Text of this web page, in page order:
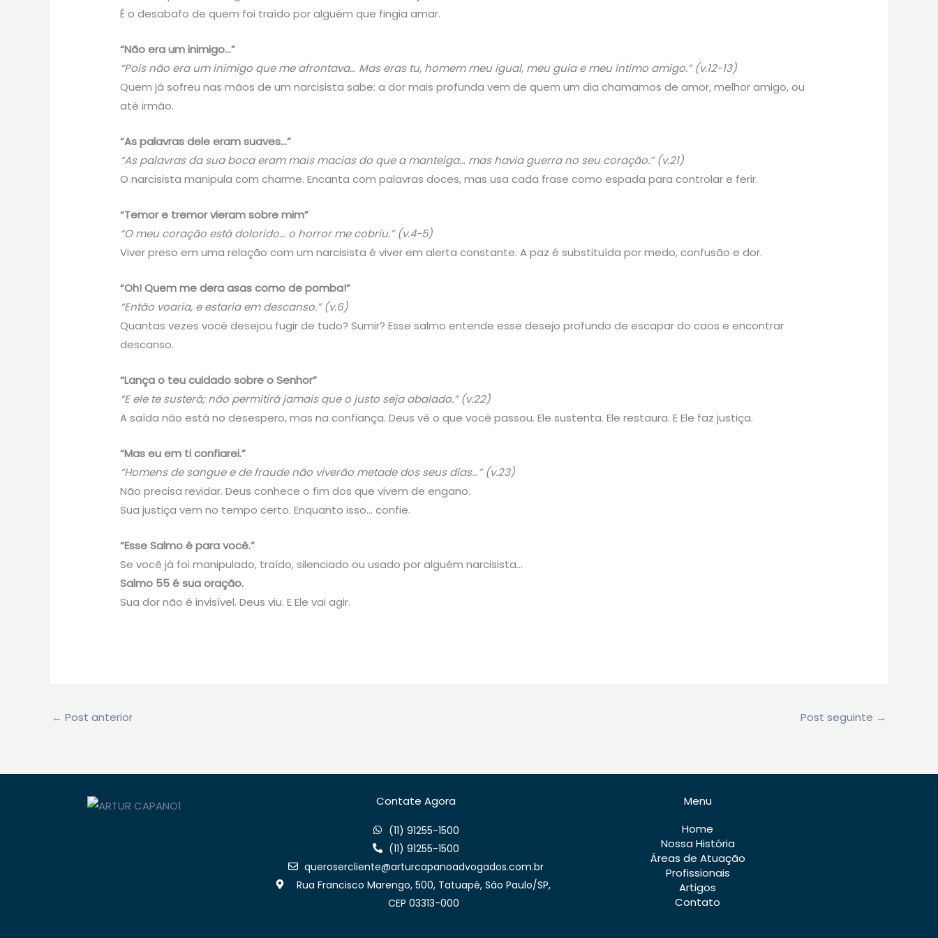
É o desabafo de quem foi traído por alguém que fingia amar.
“Não era um inimigo…”
“Pois não era um inimigo que me afrontava… Mas eras tu, homem meu igual, meu guia e meu íntimo amigo.” (v.12-13)
Quem já sofreu nas mãos de um narcisista sabe: a dor mais profunda vem de quem um dia chamamos de amor, melhor amigo, ou
até irmão.
“As palavras dele eram suaves…”
“As palavras da sua boca eram mais macias do que a manteiga… mas havia guerra no seu coração.” (v.21)
O narcisista manipula com charme. Encanta com palavras doces, mas usa cada frase como espada para controlar e ferir.
“Temor e tremor vieram sobre mim”
“O meu coração está dolorido… o horror me cobriu.” (v.4-5)
Viver preso em uma relação com um narcisista é viver em alerta constante. A paz é substituída por medo, confusão e dor.
“Oh! Quem me dera asas como de pomba!”
“Então voaria, e estaria em descanso.” (v.6)
Quantas vezes você desejou fugir de tudo? Sumir? Esse salmo entende esse desejo profundo de escapar do caos e encontrar
descanso.
“Lança o teu cuidado sobre o Senhor”
“E ele te susterá; não permitirá jamais que o justo seja abalado.” (v.22)
A saída não está no desespero, mas na confiança. Deus vê o que você passou. Ele sustenta. Ele restaura. E Ele faz justiça.
“Mas eu em ti confiarei.”
“Homens de sangue e de fraude não viverão metade dos seus dias…” (v.23)
Não precisa revidar. Deus conhece o fim dos que vivem de engano.
Sua justiça vem no tempo certo. Enquanto isso… confie.
“Esse Salmo é para você.”
Se você já foi manipulado, traído, silenciado ou usado por alguém narcisista…
Salmo 55 é sua oração.
Sua dor não é invisível. Deus viu. E Ele vai agir.
← Post anterior Post seguinte →
Contate Agora
(11) 91255-1500
(11) 91255-1500
querosercliente@arturcapanoadvogados.com.br
Rua Francisco Marengo, 500, Tatuapé, São Paulo/SP,
CEP 03313-000
Menu
Home
Nossa História
Áreas de Atuação
Profissionais
Artigos
Contato